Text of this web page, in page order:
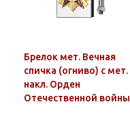
Брелок мет. Вечная
спичка (огниво) с мет.
накл. Орден
Отечественной войны